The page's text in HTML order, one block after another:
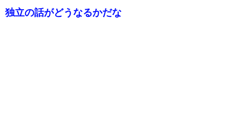
独立の話がどうなるかだな